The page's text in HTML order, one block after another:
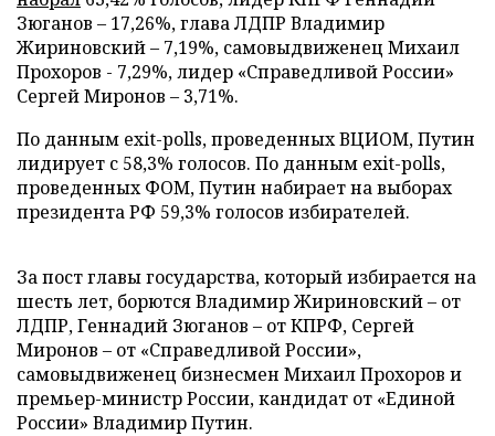
Зюганов – 17,26%, глава ЛДПР Владимир
Жириновский – 7,19%, самовыдвиженец Михаил
Прохоров - 7,29%, лидер «Справедливой России»
Сергей Миронов – 3,71%.
По данным exit-polls, проведенных ВЦИОМ, Путин
лидирует с 58,3% голосов. По данным exit-polls,
проведенных ФОМ, Путин набирает на выборах
президента РФ 59,3% голосов избирателей.
За пост главы государства, который избирается на
шесть лет, борются Владимир Жириновский – от
ЛДПР, Геннадий Зюганов – от КПРФ, Сергей
Миронов – от «Справедливой России»,
самовыдвиженец бизнесмен Михаил Прохоров и
премьер-министр России, кандидат от «Единой
России» Владимир Путин.